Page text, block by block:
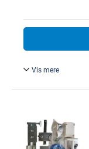
Vis mere